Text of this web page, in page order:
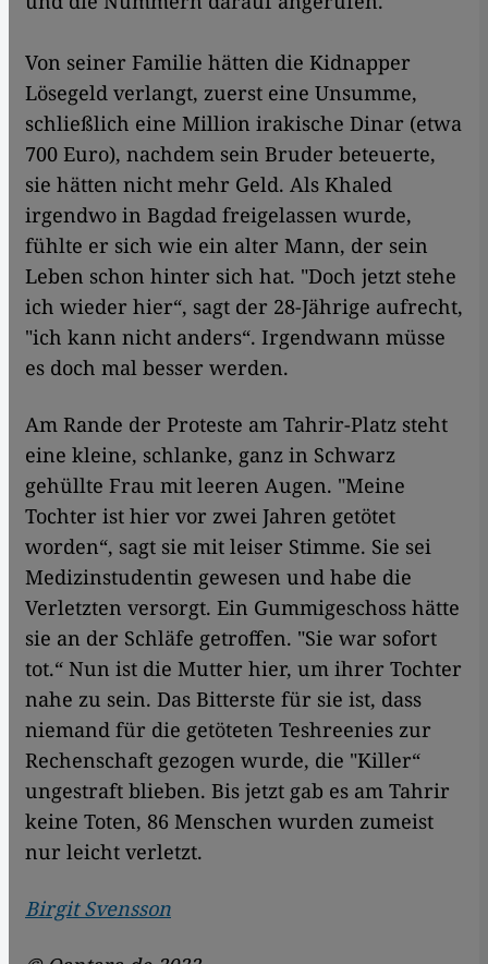
Von seiner Familie hätten die Kidnapper
Lösegeld verlangt, zuerst eine Unsumme,
schließlich eine Million irakische Dinar (etwa
700 Euro), nachdem sein Bruder beteuerte,
sie hätten nicht mehr Geld. Als Khaled
irgendwo in Bagdad freigelassen wurde,
fühlte er sich wie ein alter Mann, der sein
Leben schon hinter sich hat. "Doch jetzt stehe
ich wieder hier“, sagt der 28-Jährige aufrecht,
"ich kann nicht anders“. Irgendwann müsse
es doch mal besser werden.
Am Rande der Proteste am Tahrir-Platz steht
eine kleine, schlanke, ganz in Schwarz
gehüllte Frau mit leeren Augen. "Meine
Tochter ist hier vor zwei Jahren getötet
worden“, sagt sie mit leiser Stimme. Sie sei
Medizinstudentin gewesen und habe die
Verletzten versorgt. Ein Gummigeschoss hätte
sie an der Schläfe getroffen. "Sie war sofort
tot.“ Nun ist die Mutter hier, um ihrer Tochter
nahe zu sein. Das Bitterste für sie ist, dass
niemand für die getöteten Teshreenies zur
Rechenschaft gezogen wurde, die "Killer“
ungestraft blieben. Bis jetzt gab es am Tahrir
keine Toten, 86 Menschen wurden zumeist
nur leicht verletzt.
Birgit Svensson